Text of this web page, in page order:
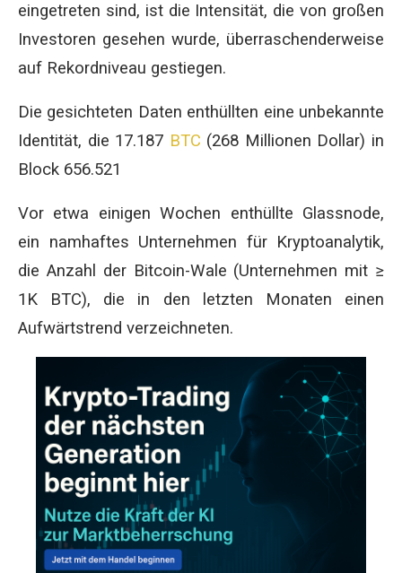
eingetreten sind, ist die Intensität, die von großen
Investoren gesehen wurde, überraschenderweise
auf Rekordniveau gestiegen.
Die gesichteten Daten enthüllten eine unbekannte
Identität, die 17.187 BTC (268 Millionen Dollar) in
Block 656.521
Vor etwa einigen Wochen enthüllte Glassnode,
ein namhaftes Unternehmen für Kryptoanalytik,
die Anzahl der Bitcoin-Wale (Unternehmen mit ≥
1K BTC), die in den letzten Monaten einen
Aufwärtstrend verzeichneten.